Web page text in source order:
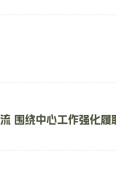
围绕中心工作强化履